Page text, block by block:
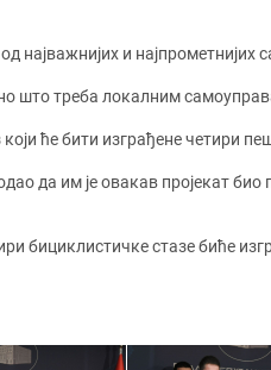
и најпрометнијих
што треба локалним
ће бити изграђене четири
да им је овакав пројекат
стазе биће